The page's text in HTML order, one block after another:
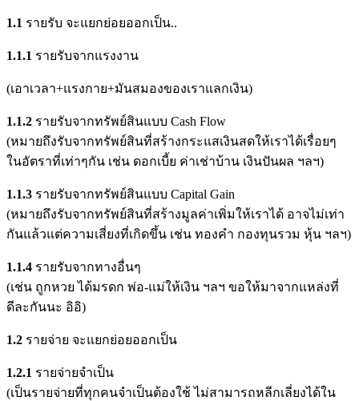
1.1 รายรับ จะแยกย่อยออกเป็น..
1.1.1 รายรับจากแรงงาน
(เอาเวลา+แรงกาย+มันสมองของเราแลกเงิน)
1.1.2 รายรับจากทรัพย์สินแบบ Cash Flow
(หมายถึงรับจากทรัพย์สินที่สร้างกระแสเงินสดให้เราได้เรื่อยๆ
ในอัตราที่เท่าๆกัน เช่น ดอกเบี้ย ค่าเช่าบ้าน เงินปันผล ฯลฯ)
1.1.3 รายรับจากทรัพย์สินแบบ Capital Gain
(หมายถึงรับจากทรัพย์สินที่สร้างมูลค่าเพิ่มให้เราได้ อาจไม่เท่า
กันแล้วแต่ความเสี่ยงที่เกิดขึ้น เช่น ทองคำ กองทุนรวม หุ้น ฯลฯ)
1.1.4 รายรับจากทางอื่นๆ
(เช่น ถูกหวย ได้มรดก พ่อ-แม่ให้เงิน ฯลฯ ขอให้มาจากแหล่งที่
ดีละกันนะ อิอิ)
1.2 รายจ่าย จะแยกย่อยออกเป็น
1.2.1 รายจ่ายจำเป็น
(เป็นรายจ่ายที่ทุกคนจำเป็นต้องใช้ ไม่สามารถหลีกเลี่ยงได้ใน